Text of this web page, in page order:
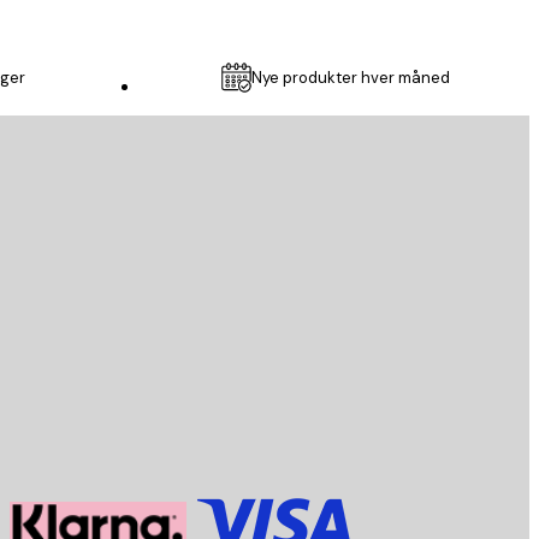
Nye produkter hver måned